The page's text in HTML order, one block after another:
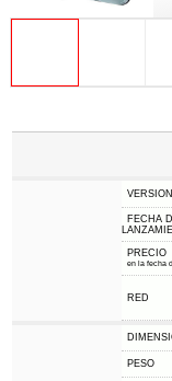
FECHA
PRECIO
en la fecha
RED
PESO